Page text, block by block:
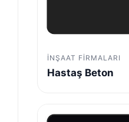
İNŞAAT FIRMALARI
Hastaş Beton